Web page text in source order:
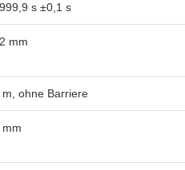
s ±0,1 s
mm
m, ohne Barriere